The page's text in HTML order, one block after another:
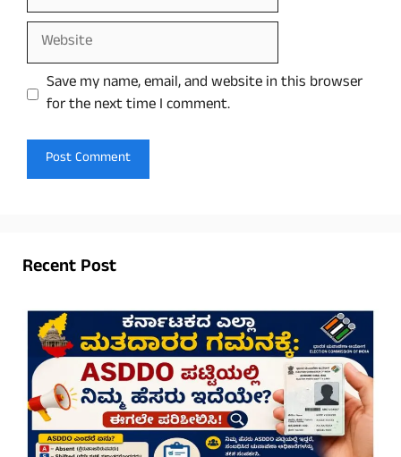
Website
Save my name, email, and website in this browser
for the next time I comment.
Recent Post